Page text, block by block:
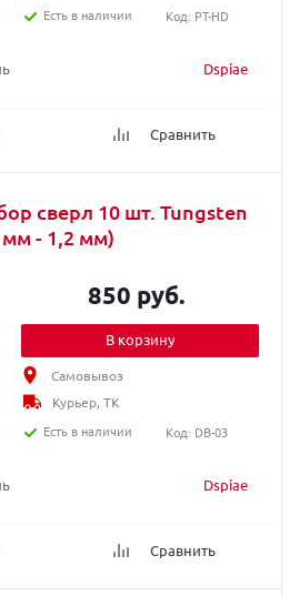
Dspiae
Сравнить
Есть в наличии
Код: PT-HD
сверл 10 шт. Tungsten
- 1,2 мм)
Dspiae
Сравнить
850 руб.
В корзину
Самовывоз
Курьер, ТК
Есть в наличии
Код: DB-03